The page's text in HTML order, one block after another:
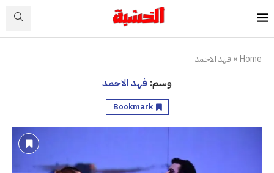
Home
» فهد الاحمد
وسم: فهد الاحمد
Bookmark